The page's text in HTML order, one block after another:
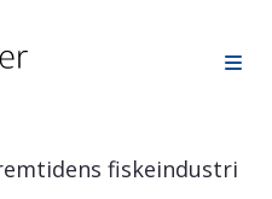
på + (pluss) for å forstørre
fiskeindustri